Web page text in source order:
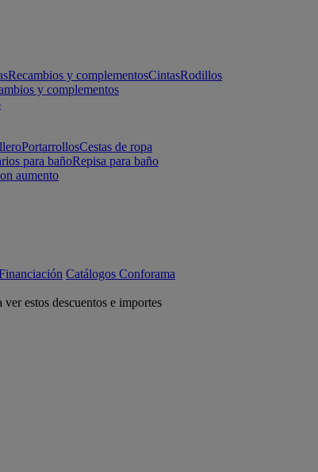
Recambios y complementosCintasRodillos
y complementos
PortarrollosCestas de ropa
para bañoRepisa para baño
aumento
Catálogos Conforama
estos descuentos e importes